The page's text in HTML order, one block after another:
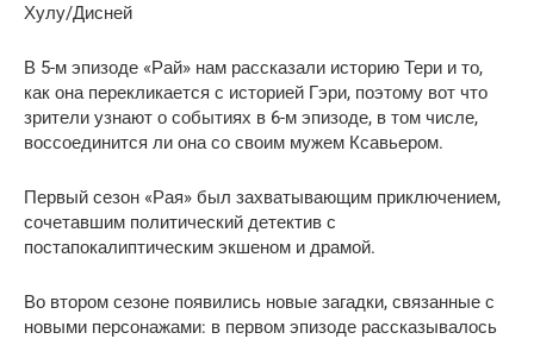
Хулу/Дисней
В 5-м эпизоде ​​«Рай» нам рассказали историю Тери и то,
как она перекликается с историей Гэри, поэтому вот что
зрители узнают о событиях в 6-м эпизоде, в том числе,
воссоединится ли она со своим мужем Ксавьером.
Первый сезон «Рая» был захватывающим приключением,
сочетавшим политический детектив с
постапокалиптическим экшеном и драмой.
Во втором сезоне появились новые загадки, связанные с
новыми персонажами: в первом эпизоде ​​рассказывалось